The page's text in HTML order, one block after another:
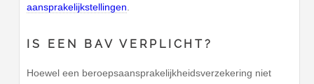
aansprakelijkstellingen
IS EEN BAV VERPLICHT?
Hoewel een beroepsaansprakelijkheidsverzekering niet